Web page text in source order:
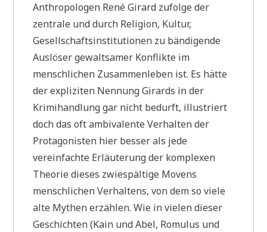
Anthropologen René Girard zufolge der
zentrale und durch Religion, Kultur,
Gesellschaftsinstitutionen zu bändigende
Auslöser gewaltsamer Konflikte im
menschlichen Zusammenleben ist. Es hätte
der expliziten Nennung Girards in der
Krimihandlung gar nicht bedurft, illustriert
doch das oft ambivalente Verhalten der
Protagonisten hier besser als jede
vereinfachte Erläuterung der komplexen
Theorie dieses zwiespältige Movens
menschlichen Verhaltens, von dem so viele
alte Mythen erzählen. Wie in vielen dieser
Geschichten (Kain und Abel, Romulus und